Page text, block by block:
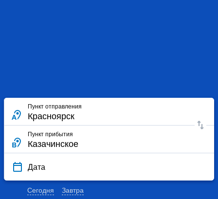
Пункт отправления
Пункт прибытия
Дата
Сегодня Завтра